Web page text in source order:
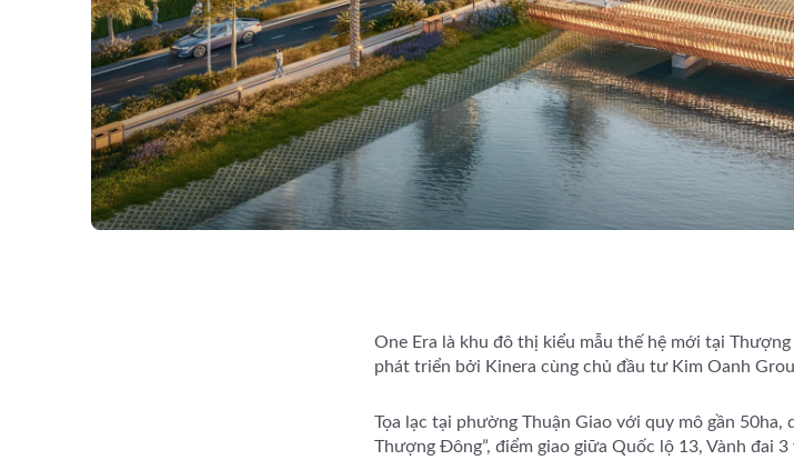
One Era là khu đô thị kiểu mẫu thế hệ mới tại
phát triển bởi Kinera cùng chủ đầu tư Kim Oanh
Tọa lạc tại phường Thuận Giao với quy mô gần 50ha,
Thượng Đông”, điểm giao giữa Quốc lộ 13, Vành đai